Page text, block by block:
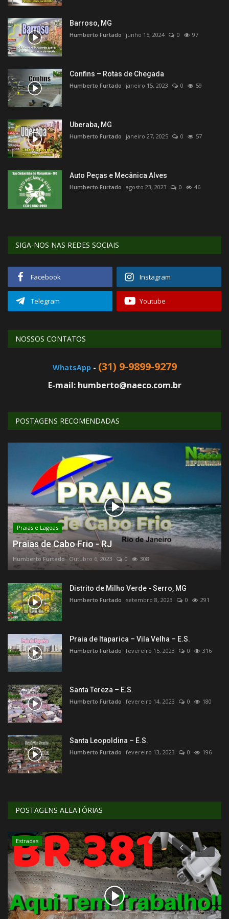
Barroso, MG
Humberto Furtado junho 15, 2024 0 97
Confins – Rotas de Chegada
Humberto Furtado janeiro 15, 2023 0 59
Uberaba, MG
Humberto Furtado janeiro 27, 2025 0 57
Auto Peças e Mecânica Alves
Humberto Furtado agosto 23, 2023 0 46
SIGA-NOS NAS REDES SOCIAIS
Facebook Instagram
Telegram Youtube
NOSSOS CONTATOS
WhatsApp - (31) 9-9899-9279
E-mail: humberto@naeco.com.br
POSTAGENS RECOMENDADAS
Praias e Lagoas
Praias de Cabo Frio - RJ
Humberto Furtado Outubro 6, 2023 0 308
Distrito de Milho Verde - Serro, MG
Humberto Furtado setembro 8, 2023 0 291
Praia de Itaparica – Vila Velha – E.S.
Humberto Furtado fevereiro 15, 2023 0 316
Santa Tereza – E.S.
Humberto Furtado fevereiro 14, 2023 0 180
Santa Leopoldina – E.S.
Humberto Furtado fevereiro 13, 2023 0 196
POSTAGENS ALEATÓRIAS
Hospedagem e Restaurante